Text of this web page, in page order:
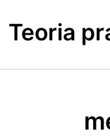
to
content
Teoria